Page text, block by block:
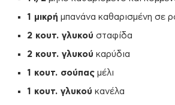
1 μικρή μπανάνα καθαρισμένη σε
2 κουτ. γλυκού σταφίδα
2 κουτ. γλυκού καρύδια
1 κουτ. σούπας μέλι
1 κουτ. γλυκού κανέλα